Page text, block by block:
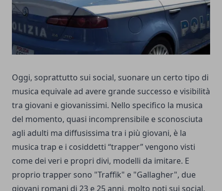
Oggi, soprattutto sui social, suonare un certo tipo di
musica equivale ad avere grande successo e visibilità
tra giovani e giovanissimi. Nello specifico la musica
del momento, quasi incomprensibile e sconosciuta
agli adulti ma diffusissima tra i più giovani, è la
musica trap e i cosiddetti “trapper” vengono visti
come dei veri e propri divi, modelli da imitare. E
proprio trapper sono "Traffik" e "Gallagher", due
giovani romani di 23 e 25 anni, molto noti sui social,